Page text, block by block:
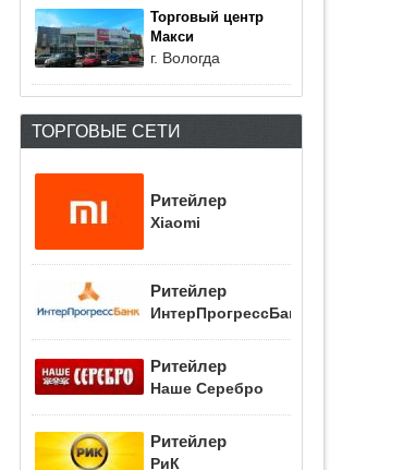
Торговый центр
Макси
г. Вологда
ТОРГОВЫЕ СЕТИ
Ритейлер
Xiaomi
Ритейлер
ИнтерПрогрессБанк
Ритейлер
Наше Серебро
Ритейлер
РиК